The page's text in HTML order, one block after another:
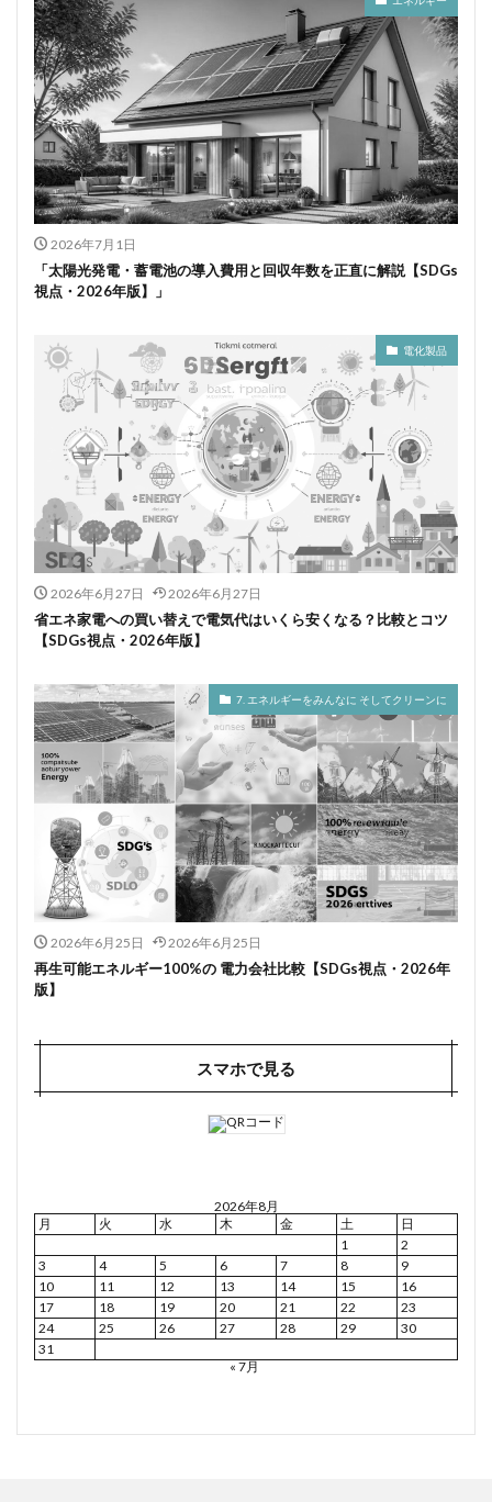
2026年7月1日
「太陽光発電・蓄電池の導入費用と回収年数を正直に解説【SDGs
視点・2026年版】」
電化製品
2026年6月27日 2026年6月27日
省エネ家電への買い替えで電気代はいくら安くなる？比較とコツ
【SDGs視点・2026年版】
7. エネルギーをみんなに そしてクリーンに
2026年6月25日 2026年6月25日
再生可能エネルギー100%の 電力会社比較【SDGs視点・2026年
版】
スマホで見る
2026年8月
月
火 水 木 金 土
日
1
2
3
4 5 6 7 8
9
10
11 12 13 14 15
16
17
18 19 20 21 22
23
24
25 26 27 28 29
30
31
« 7月